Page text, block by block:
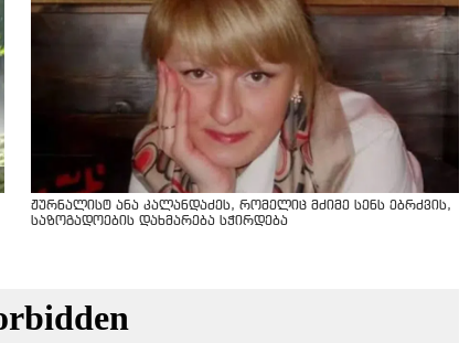
ჟურნალისტ ანა კალანდაძეს, რომელიც მძიმე სენს ებრძვის,
საზოგადოების დახმარება სჭირდება